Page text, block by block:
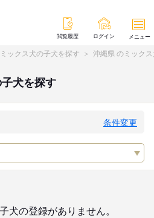
閲覧履歴 ログイン メニュー
ミックス犬の子犬を探す 沖縄県 のミック
犬を探す
条件変更
犬の登録がありません。